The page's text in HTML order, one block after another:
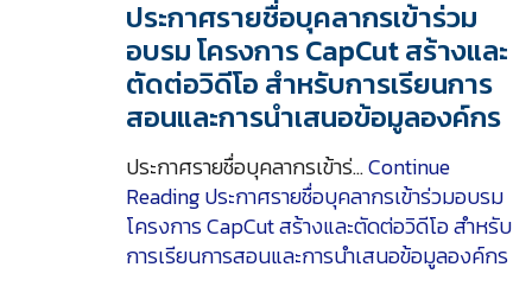
ประกาศรายชื่อบุคลากรเข้าร่วม
อบรม โครงการ CapCut สร้างและ
ตัดต่อวิดีโอ สำหรับการเรียนการ
สอนและการนำเสนอข้อมูลองค์กร
ประกาศรายชื่อบุคลากรเข้าร่…Continue
Readingประกาศรายชื่อบุคลากรเข้าร่วมอบรม
โครงการ CapCut สร้างและตัดต่อวิดีโอ สำหรับ
การเรียนการสอนและการนำเสนอข้อมูลองค์กร